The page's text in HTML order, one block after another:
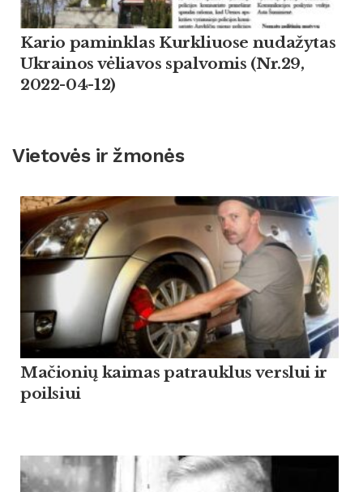
Kario paminklas Kurkliuose nudažytas
Ukrainos vėliavos spalvomis (Nr.29,
2022-04-12)
Vietovės ir žmonės
Mačionių kaimas patrauklus verslui ir
poilsiui